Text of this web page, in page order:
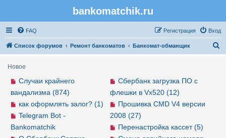
bankomatchik.ru
FAQ Вход
Регистрация
Список форумов Ремонт банкоматов Банкомат-обманщик
Новое
Сбербанк загрузка ПО с
флешки в Vx520 (12)
Прошивка CMD V4 версии
2008 (27)
Перенастройка кассет (5)
Случаи крайнего
вандализма (874)
как оформлять залог? (1)
Telegram Bot -
Bankomatchik